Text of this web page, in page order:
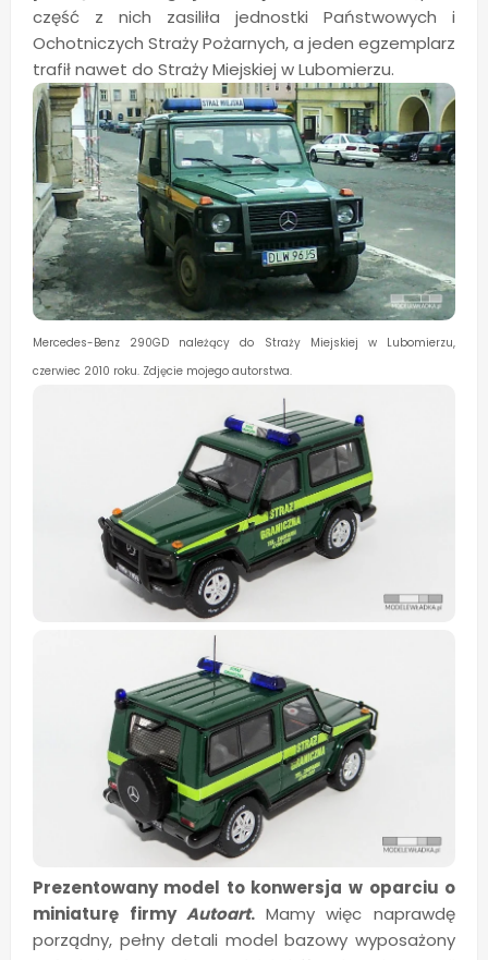
część z nich zasiliła jednostki Państwowych i
Ochotniczych Straży Pożarnych, a jeden egzemplarz
trafił nawet do Straży Miejskiej w Lubomierzu.
Mercedes-Benz 290GD należący do Straży Miejskiej w Lubomierzu,
czerwiec 2010 roku. Zdjęcie mojego autorstwa.
Prezentowany model to konwersja w oparciu o
miniaturę firmyAutoart. Mamy więc naprawdę
porządny, pełny detali model bazowy wyposażony